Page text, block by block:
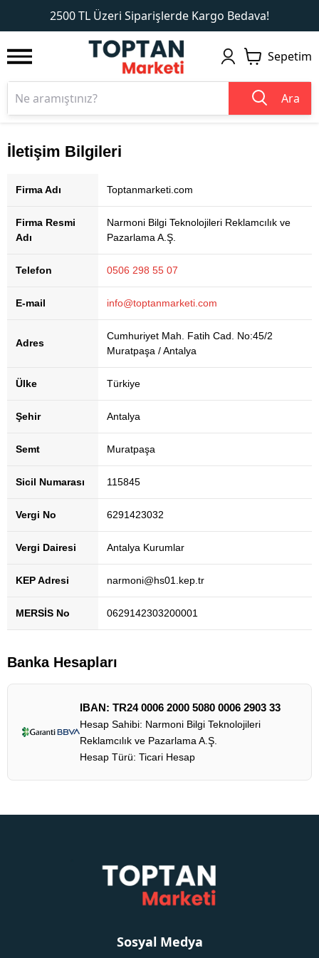
2500 TL Üzeri Siparişlerde Kargo Bedava!
1
Sepetim
Ara
İletişim Bilgileri
Firma Adı Toptanmarketi.com
Firma Resmi
Adı
Narmoni Bilgi Teknolojileri Reklamcılık ve
Pazarlama A.Ş.
Telefon 0506 298 55 07
E-mail info@toptanmarketi.com
Adres
Cumhuriyet Mah. Fatih Cad. No:45/2
Muratpaşa / Antalya
Ülke Türkiye
Şehir Antalya
Semt Muratpaşa
Sicil Numarası 115845
Vergi No 6291423032
Vergi Dairesi Antalya Kurumlar
KEP Adresi narmoni@hs01.kep.tr
MERSİS No 0629142303200001
Banka Hesapları
IBAN: TR24 0006 2000 5080 0006 2903 33
Hesap Sahibi: Narmoni Bilgi Teknolojileri
Reklamcılık ve Pazarlama A.Ş.
Hesap Türü: Ticari Hesap
Sosyal Medya